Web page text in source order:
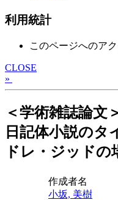
利用統計
このページへのア
CLOSE
»
＜学術雑誌論文
日記体小説のタ
ドレ・ジッドの
作成者名
小坂, 美樹